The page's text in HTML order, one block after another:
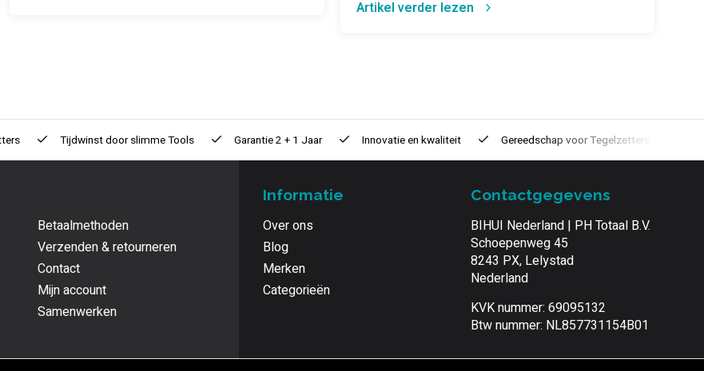
Artikel verder lezen
Tijdwinst doorslimme Tools Garantie2 + 1 Jaar Innovatieen kwaliteit Gereedschap voorTegelzetters
Betaalmethoden
Verzenden & retourneren
Contact
Mijn account
Samenwerken
Informatie
Over ons
Blog
Merken
Categorieën
Contactgegevens
BIHUI Nederland | PH Totaal B.V.
Schoepenweg 45
8243 PX, Lelystad
Nederland
KVK nummer: 69095132
Btw nummer: NL857731154B01